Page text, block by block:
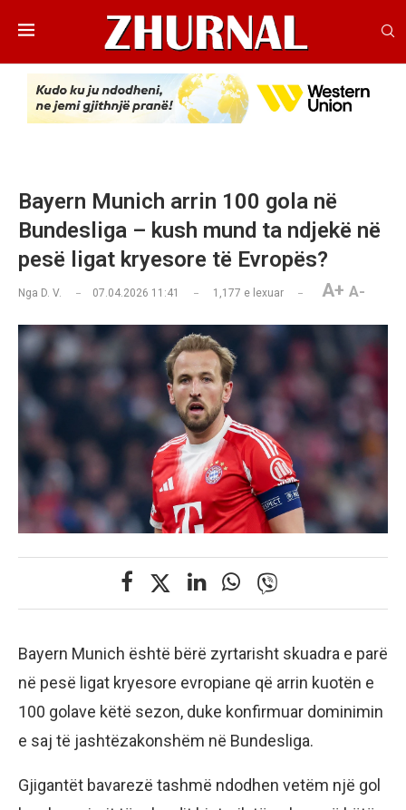
Bayern Munich arrin 100 gola në
Bundesliga – kush mund ta ndjekë në
pesë ligat kryesore të Evropës?
Nga D. V. 07.04.2026 11:41 1,177 e lexuar A+ A-
Bayern Munich është bërë zyrtarisht skuadra e parë
në pesë ligat kryesore evropiane që arrin kuotën e
100 golave këtë sezon, duke konfirmuar dominimin
e saj të jashtëzakonshëm në Bundesliga.
Gjigantët bavarezë tashmë ndodhen vetëm një gol